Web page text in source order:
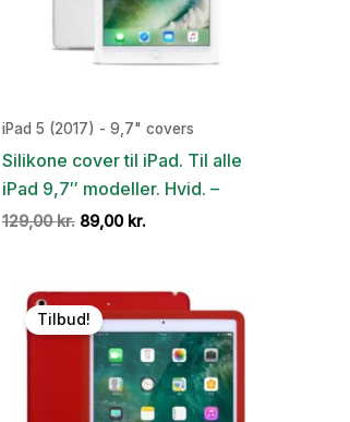
iPad 5 (2017) - 9,7" covers
Silikone cover til iPad. Til alle
iPad 9,7″ modeller. Hvid. –
129,00kr. Den
129,00 kr..
89,00 kr.Den
89,00 kr..
Tilbud!